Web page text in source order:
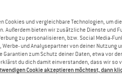
Cookies und vergleichbare Technologien, um
Außerdem bieten wir zusätzliche Dienste und
zu personalisieren, bzw. Social Media-
Werbe- und Analysepartner von deiner
Garantien zum Schutz deiner Daten, etwa vor
du dich damit einverstanden, dass wir so
Cookie akzeptieren möchtest, dann